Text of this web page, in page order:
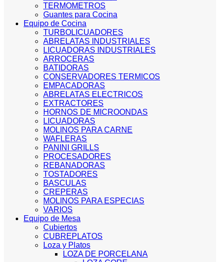
TERMOMETROS
Guantes para Cocina
Equipo de Cocina
TURBOLICUADORES
ABRELATAS INDUSTRIALES
LICUADORAS INDUSTRIALES
ARROCERAS
BATIDORAS
CONSERVADORES TERMICOS
EMPACADORAS
ABRELATAS ELECTRICOS
EXTRACTORES
HORNOS DE MICROONDAS
LICUADORAS
MOLINOS PARA CARNE
WAFLERAS
PANINI GRILLS
PROCESADORES
REBANADORAS
TOSTADORES
BASCULAS
CREPERAS
MOLINOS PARA ESPECIAS
VARIOS
Equipo de Mesa
Cubiertos
CUBREPLATOS
Loza y Platos
LOZA DE PORCELANA